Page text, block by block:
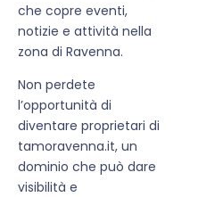
che copre eventi,
notizie e attività nella
zona di Ravenna.
Non perdete
l’opportunità di
diventare proprietari di
tamoravenna.it, un
dominio che può dare
visibilità e